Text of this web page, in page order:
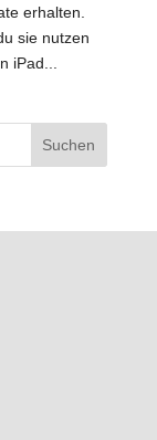
erhalten.
sie nutzen
iPad...